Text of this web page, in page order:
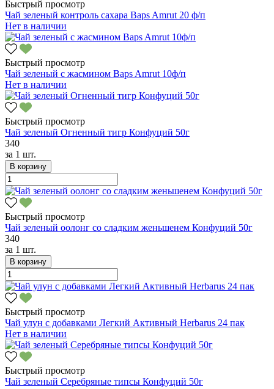
Быстрый просмотр
Чай зеленый контроль сахара Baps Amrut 20 ф/п
Нет в наличии
Быстрый просмотр
Чай зеленый с жасмином Baps Amrut 10ф/п
Нет в наличии
Быстрый просмотр
Чай зеленый Огненный тигр Конфуций 50г
340
за 1 шт.
В корзину
Быстрый просмотр
Чай зеленый оолонг со сладким женьшенем Конфуций 50г
340
за 1 шт.
В корзину
Быстрый просмотр
Чай улун с добавками Легкий Активный Herbarus 24 пак
Нет в наличии
Быстрый просмотр
Чай зеленый Серебряные типсы Конфуций 50г